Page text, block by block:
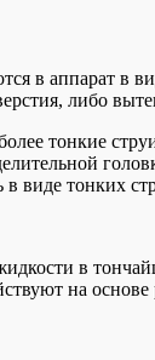
в аппарат в
либо
тонкие
в виде тонких
в
на